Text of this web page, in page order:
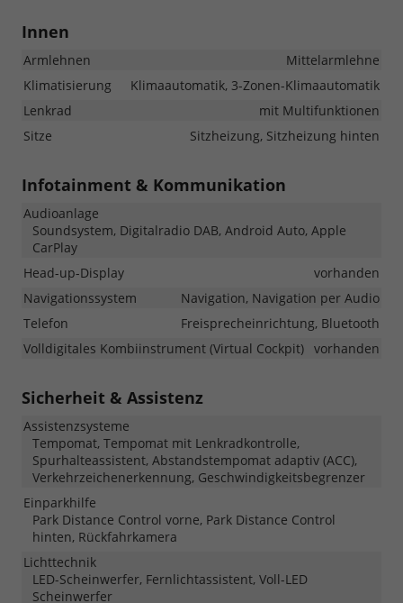
Innen
Armlehnen
Mittelarmlehne
Klimatisierung
Klimaautomatik, 3-Zonen-Klimaautomatik
Lenkrad
mit Multifunktionen
Sitze
Sitzheizung, Sitzheizung hinten
Infotainment & Kommunikation
Audioanlage
Soundsystem, Digitalradio DAB, Android Auto, Apple
CarPlay
Head-up-Display
vorhanden
Navigationssystem
Navigation, Navigation per Audio
Telefon
Freisprecheinrichtung, Bluetooth
Volldigitales Kombiinstrument (Virtual Cockpit) vorhanden
Sicherheit & Assistenz
Assistenzsysteme
Tempomat, Tempomat mit Lenkradkontrolle,
Spurhalteassistent, Abstandstempomat adaptiv (ACC),
Verkehrzeichenerkennung, Geschwindigkeitsbegrenzer
Einparkhilfe
Park Distance Control vorne, Park Distance Control
hinten, Rückfahrkamera
Lichttechnik
LED-Scheinwerfer, Fernlichtassistent, Voll-LED
Scheinwerfer